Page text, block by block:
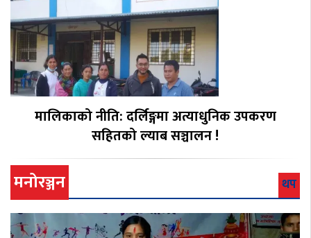
मालिकाको नीति: दर्लिङ्गमा अत्याधुनिक उपकरण
सहितको ल्याब सञ्चालन !
मनोरञ्जन थप